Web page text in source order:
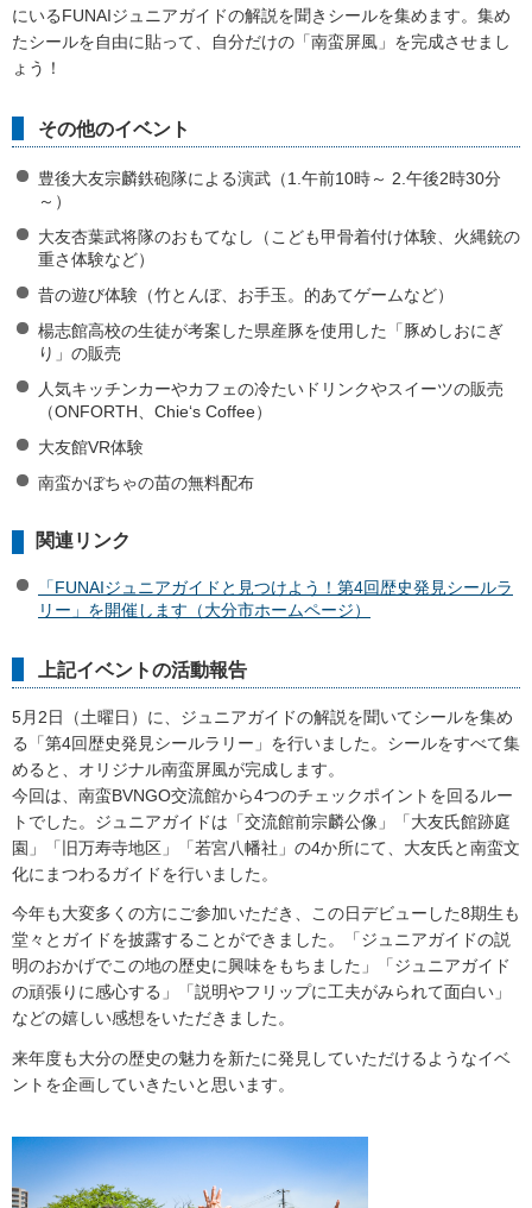
にいるFUNAIジュニアガイドの解説を聞きシールを集めます。集め
たシールを自由に貼って、自分だけの「南蛮屏風」を完成させまし
ょう！
その他のイベント
豊後大友宗麟鉄砲隊による演武（1.午前10時～ 2.午後2時30分
～）
大友杏葉武将隊のおもてなし（こども甲骨着付け体験、火縄銃の
重さ体験など）
昔の遊び体験（竹とんぼ、お手玉。的あてゲームなど）
楊志館高校の生徒が考案した県産豚を使用した「豚めしおにぎ
り」の販売
人気キッチンカーやカフェの冷たいドリンクやスイーツの販売
（ONFORTH、Chie‘s Coffee）
大友館VR体験
南蛮かぼちゃの苗の無料配布
関連リンク
「FUNAIジュニアガイドと見つけよう！第4回歴史発見シールラ
リー」を開催します（大分市ホームページ）
上記イベントの活動報告
5月2日（土曜日）に、ジュニアガイドの解説を聞いてシールを集め
る「第4回歴史発見シールラリー」を行いました。シールをすべて集
めると、オリジナル南蛮屏風が完成します。
今回は、南蛮BVNGO交流館から4つのチェックポイントを回るルー
トでした。ジュニアガイドは「交流館前宗麟公像」「大友氏館跡庭
園」「旧万寿寺地区」「若宮八幡社」の4か所にて、大友氏と南蛮文
化にまつわるガイドを行いました。
今年も大変多くの方にご参加いただき、この日デビューした8期生も
堂々とガイドを披露することができました。「ジュニアガイドの説
明のおかげでこの地の歴史に興味をもちました」「ジュニアガイド
の頑張りに感心する」「説明やフリップに工夫がみられて面白い」
などの嬉しい感想をいただきました。
来年度も大分の歴史の魅力を新たに発見していただけるようなイベ
ントを企画していきたいと思います。